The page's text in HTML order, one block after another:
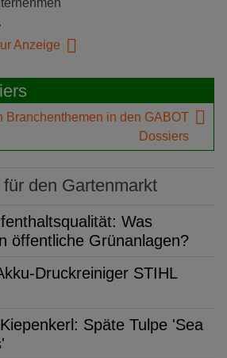
Anzeige
Branchenthemen in den GABOT
Dossiers
den Gartenmarkt
Was
öffentliche Grünanlagen?
Druckreiniger STIHL
Späte Tulpe 'Sea